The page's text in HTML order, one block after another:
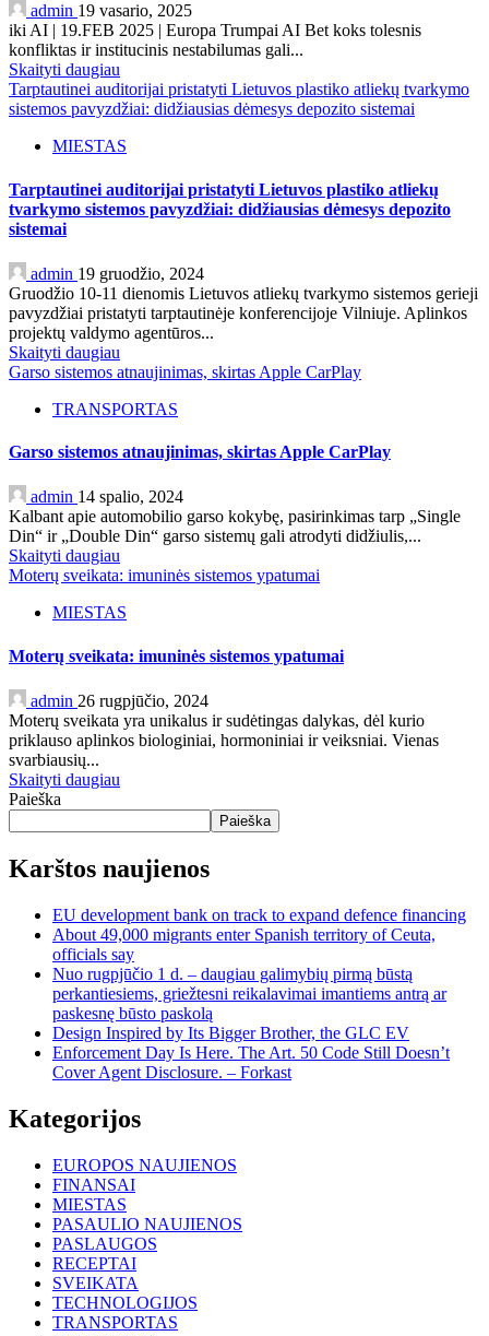
admin 19 vasario, 2025
iki AI | 19.FEB 2025 | Europa Trumpai AI Bet koks tolesnis
konfliktas ir institucinis nestabilumas gali...
Skaityti daugiau
Tarptautinei auditorijai pristatyti Lietuvos plastiko atliekų tvarkymo
sistemos pavyzdžiai: didžiausias dėmesys depozito sistemai
MIESTAS
Tarptautinei auditorijai pristatyti Lietuvos plastiko atliekų
tvarkymo sistemos pavyzdžiai: didžiausias dėmesys depozito
sistemai
admin 19 gruodžio, 2024
Gruodžio 10-11 dienomis Lietuvos atliekų tvarkymo sistemos gerieji
pavyzdžiai pristatyti tarptautinėje konferencijoje Vilniuje. Aplinkos
projektų valdymo agentūros...
Skaityti daugiau
Garso sistemos atnaujinimas, skirtas Apple CarPlay
TRANSPORTAS
Garso sistemos atnaujinimas, skirtas Apple CarPlay
admin 14 spalio, 2024
Kalbant apie automobilio garso kokybę, pasirinkimas tarp „Single
Din“ ir „Double Din“ garso sistemų gali atrodyti didžiulis,...
Skaityti daugiau
Moterų sveikata: imuninės sistemos ypatumai
MIESTAS
Moterų sveikata: imuninės sistemos ypatumai
admin 26 rugpjūčio, 2024
Moterų sveikata yra unikalus ir sudėtingas dalykas, dėl kurio
priklauso aplinkos biologiniai, hormoniniai ir veiksniai. Vienas
svarbiausių...
Skaityti daugiau
Paieška
Paieška
Karštos naujienos
EU development bank on track to expand defence financing
About 49,000 migrants enter Spanish territory of Ceuta,
officials say
Nuo rugpjūčio 1 d. – daugiau galimybių pirmą būstą
perkantiesiems, griežtesni reikalavimai imantiems antrą ar
paskesnę būsto paskolą
Design Inspired by Its Bigger Brother, the GLC EV
Enforcement Day Is Here. The Art. 50 Code Still Doesn’t
Cover Agent Disclosure. – Forkast
Kategorijos
EUROPOS NAUJIENOS
FINANSAI
MIESTAS
PASAULIO NAUJIENOS
PASLAUGOS
RECEPTAI
SVEIKATA
TECHNOLOGIJOS
TRANSPORTAS